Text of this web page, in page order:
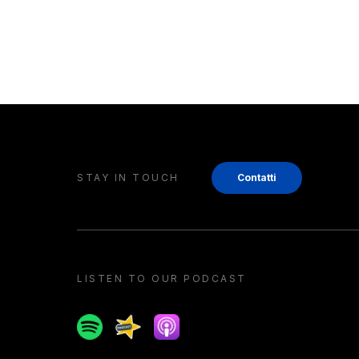
STAY IN TOUCH Contatti
LISTEN TO OUR PODCAST
SpotifySpreakerApple podcast